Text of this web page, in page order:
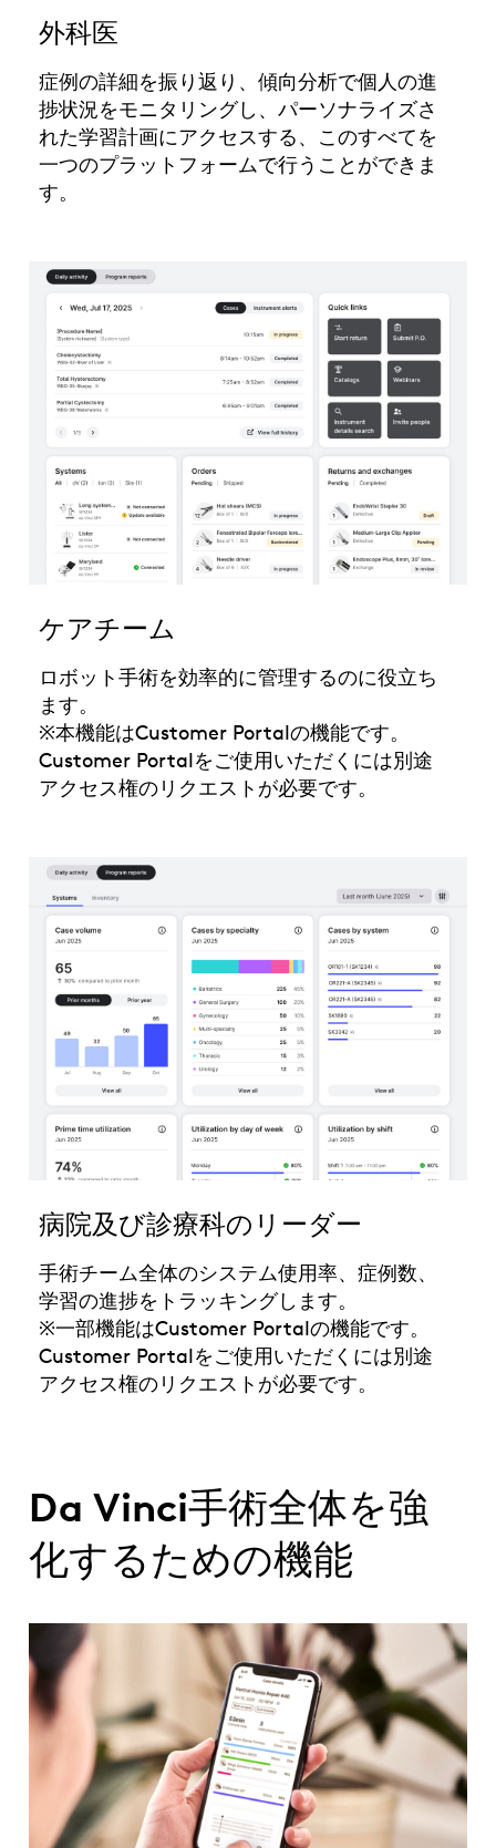
外科医
症例の詳細を振り返り、傾向分析で個人の進
捗状況をモニタリングし、パーソナライズさ
れた学習計画にアクセスする、このすべてを
一つのプラットフォームで行うことができま
す。
ケアチーム
ロボット手術を効率的に管理するのに役立ち
ます。
※本機能はCustomer Portalの機能です。
Customer Portalをご使用いただくには別途
アクセス権のリクエストが必要です。
病院及び診療科のリーダー
手術チーム全体のシステム使用率、症例数、
学習の進捗をトラッキングします。
※一部機能はCustomer Portalの機能です。
Customer Portalをご使用いただくには別途
アクセス権のリクエストが必要です。
Da Vinci手術全体を強
化するための機能